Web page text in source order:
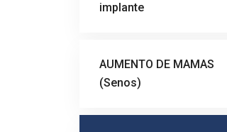
implante
AUMENTO DE MAMAS
(Senos)